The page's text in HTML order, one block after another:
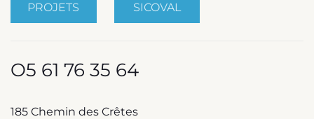
PROJETS SICOVAL
O5 61 76 35 64
185 Chemin des Crêtes